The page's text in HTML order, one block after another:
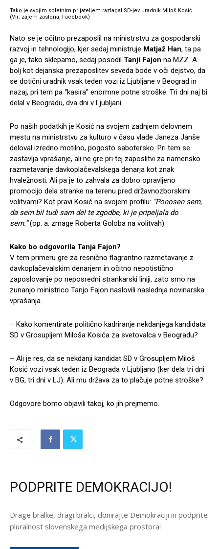
Tako je svojim spletnim prijateljem razlagal SD-jev uradnik Miloš Kosić.
(Vir: zajem zaslona, Facebook)
Nato se je očitno prezaposlil na ministrstvu za gospodarski
razvoj in tehnologijo, kjer sedaj ministruje Matjaž Han, ta pa
ga je, tako sklepamo, sedaj posodil Tanji Fajon na MZZ. A
bolj kot dejanska prezaposlitev seveda bode v oči dejstvo, da
se dotični uradnik vsak teden vozi iz Ljubljane v Beograd in
nazaj, pri tem pa “kasira” enormne potne stroške. Tri dni naj bi
delal v Beogradu, dva dni v Ljubljani.
Po naših podatkih je Kosić na svojem zadnjem delovnem
mestu na ministrstvu za kulturo v času vlade Janeza Janše
deloval izredno motilno, pogosto sabotersko. Pri tem se
zastavlja vprašanje, ali ne gre pri tej zaposlitvi za namensko
razmetavanje davkoplačevalskega denarja kot znak
hvaležnosti. Ali pa je to zahvala za dobro opravljeno
promocijo dela stranke na terenu pred državnozborskimi
volitvami? Kot pravi Kosić na svojem profilu: “Ponosen sem,
da sem bil tudi sam del te zgodbe, ki je pripeljala do
sem.”(op. a. zmage Roberta Goloba na volitvah).
Kako bo odgovorila Tanja Fajon?
V tem primeru gre za resnično flagrantno razmetavanje z
davkoplačevalskim denarjem in očitno nepotistično
zaposlovanje po neposredni strankarski liniji, zato smo na
zunanjo ministrico Tanjo Fajon naslovili naslednja novinarska
vprašanja.
– Kako komentirate politično kadriranje nekdanjega kandidata
SD v Grosupljem Miloša Kosića za svetovalca v Beogradu?
– Ali je res, da se nekdanji kandidat SD v Grosupljem Miloš
Kosić vozi vsak teden iz Beograda v Ljubljano (ker dela tri dni
v BG, tri dni v LJ). Ali mu država za to plačuje potne stroške?
Odgovore bomo objavili takoj, ko jih prejmemo.
PODPRITE DEMOKRACIJO!
Drage bralke, dragi bralci, donirajte Demokraciji in podprite
pluralnost slovenskega medijskega prostora!